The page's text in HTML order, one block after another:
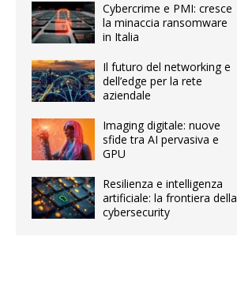
Cybercrime e PMI: cresce
la minaccia ransomware
in Italia
Il futuro del networking e
dell’edge per la rete
aziendale
Imaging digitale: nuove
sfide tra AI pervasiva e
GPU
Resilienza e intelligenza
artificiale: la frontiera della
cybersecurity